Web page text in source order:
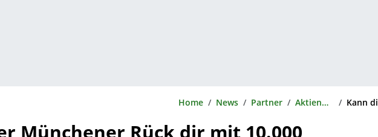
BörsenNEWS.de
Home News Partner Aktienwelt360
Münchener Rück dir mit 10.000